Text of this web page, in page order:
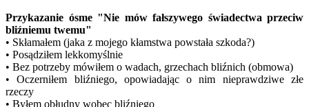
Przykazanie ósme "Nie mów fałszywego świadectwa przeciw
bliźniemu twemu"
• Skłamałem (jaka z mojego kłamstwa powstała szkoda?)
• Posądziłem lekkomyślnie
• Bez potrzeby mówiłem o wadach, grzechach bliźnich (obmowa)
• Oczerniłem bliźniego, opowiadając o nim nieprawdziwe złe
rzeczy
• Byłem obłudny wobec bliźniego